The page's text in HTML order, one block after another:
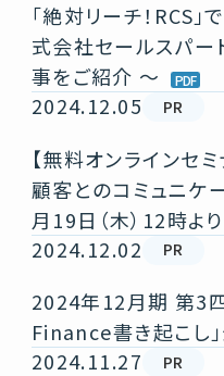
「絶対リーチ！RCS
式会社セールスパー
事をご紹介 ～
2024.12.05
PR
【無料オンラインセ
顧客とのコミュニケ
月19日（木）12時よ
2024.12.02
PR
2024年12月期 第3
Finance書き起こし
2024.11.27
PR